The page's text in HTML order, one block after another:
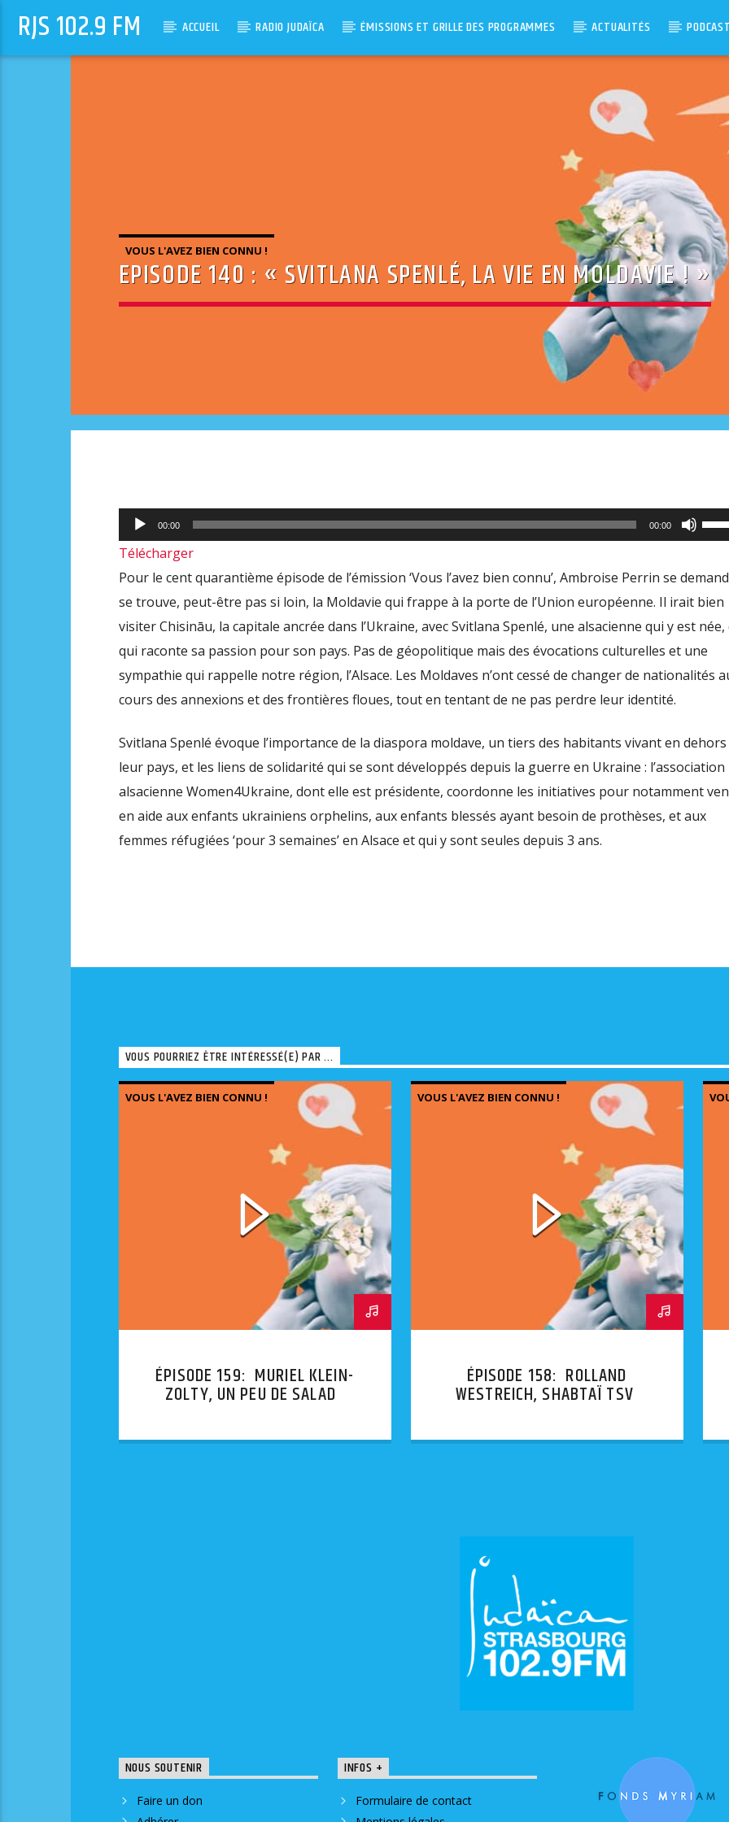
RJS 102.9 FM ACCUEIL RADIO JUDAÏCA ÉMISSIONS ET GRILLE DES PROGRAMMES ACTUALITÉS
VOUS L'AVEZ BIEN CONNU !
EPISODE 140 : « SVITLANA SPENLÉ, LA VIE EN MOLDAVIE ! »
Lecteur
audio
00:00 00:00
les
Télécharger
Pour le cent quarantième épisode de l’émission ‘Vous l’avez bien connu’, Ambroise Perrin se
se trouve, peut-être pas si loin, la Moldavie qui frappe à la porte de l’Union européenne. Il irait bien
visiter Chisināu, la capitale ancrée dans l’Ukraine, avec Svitlana Spenlé, une alsacienne qui y est née,
qui raconte sa passion pour son pays. Pas de géopolitique mais des évocations culturelles et une
sympathie qui rappelle notre région, l’Alsace. Les Moldaves n’ont cessé de changer de nationalités
cours des annexions et des frontières floues, tout en tentant de ne pas perdre leur identité.
Svitlana Spenlé évoque l’importance de la diaspora moldave, un tiers des habitants vivant en dehors
leur pays, et les liens de solidarité qui se sont développés depuis la guerre en Ukraine : l’association
alsacienne Women4Ukraine, dont elle est présidente, coordonne les initiatives pour notamment
en aide aux enfants ukrainiens orphelins, aux enfants blessés ayant besoin de prothèses, et aux
femmes réfugiées ‘pour 3 semaines’ en Alsace et qui y sont seules depuis 3 ans.
VOUS POURRIEZ ÊTRE INTÉRESSÉ(E) PAR ...
VOUS L'AVEZ BIEN CONNU !
ÉPISODE 159: MURIEL KLEIN-
ZOLTY, UN PEU DE SALADE
VOUS L'AVEZ BIEN CONNU !
ÉPISODE 158: ROLLAND
WESTREICH, SHABTAÏ TSVI
NOUS SOUTENIR
Faire un don
INFOS +
Formulaire de contact